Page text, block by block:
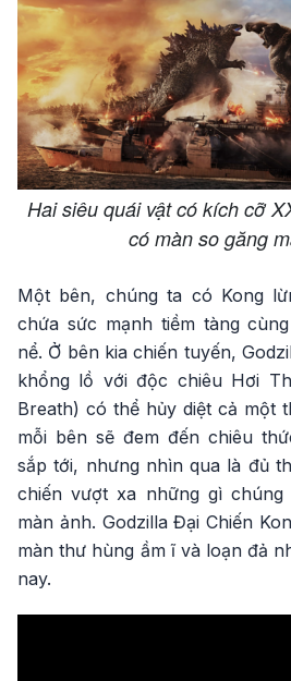
Hai siêu quái vật có kích cỡ
có màn so găng
Một bên, chúng ta có Kong
chứa sức mạnh tiềm tàng
nể. Ở bên kia chiến tuyến,
khổng lồ với độc chiêu Hơi
Breath) có thể hủy diệt cả một
mỗi bên sẽ đem đến chiêu
sắp tới, nhưng nhìn qua là đủ
chiến vượt xa những gì
màn ảnh. Godzilla Đại Chiến
màn thư hùng ầm ĩ và loạn đả
nay.